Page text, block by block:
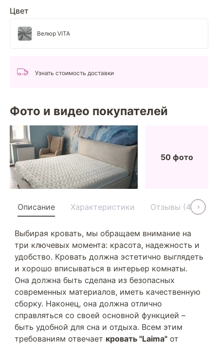
Цвет
Велюр VITA
Узнать стоимость доставки
Фото и видео покупателей
50 фото
Описание Характеристики Отзывы (40)
Выбирая кровать, мы обращаем внимание на
три ключевых момента: красота, надежность и
удобство. Кровать должна эстетично выглядеть
и хорошо вписываться в интерьер комнаты.
Она должна быть сделана из безопасных
современных материалов, иметь качественную
сборку. Наконец, она должна отлично
справляться со своей основной функцией –
быть удобной для сна и отдыха. Всем этим
требованиям отвечает кровать "Laima" от